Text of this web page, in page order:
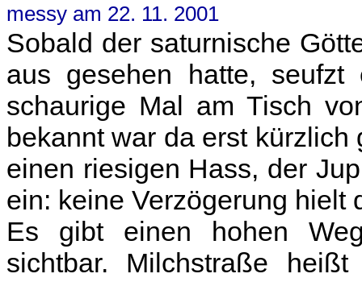
messy am 22. 11. 2001
Sobald der saturnische
aus gesehen hatte,
schaurige Mal am Tisch
bekannt war da erst
einen riesigen Hass, der
ein: keine Verzögerung hielt
Es gibt einen hohen
sichtbar. Milchstraße